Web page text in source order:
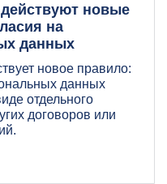
новые
на
данных
новое правило:
данных
отдельного
договоров или